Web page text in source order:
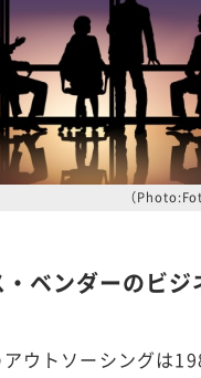
（
ベンダーのビジ
ウトソーシングは